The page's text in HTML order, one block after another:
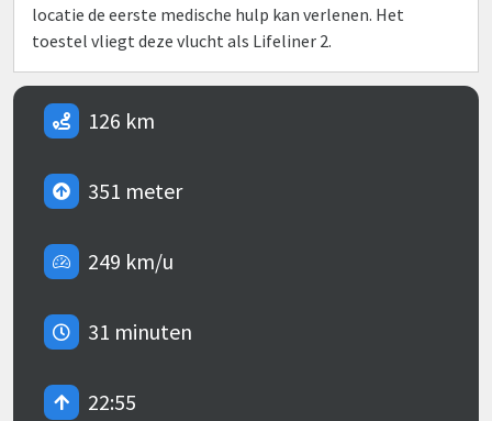
locatie de eerste medische hulp kan verlenen. Het
toestel vliegt deze vlucht als Lifeliner 2.
126 km
351 meter
249 km/u
31 minuten
22:55